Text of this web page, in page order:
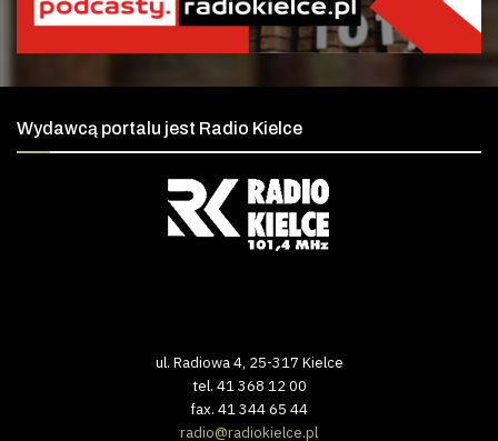
Wydawcą portalu jest Radio Kielce
ul. Radiowa 4, 25-317 Kielce
tel. 41 368 12 00
fax. 41 344 65 44
radio@radiokielce.pl